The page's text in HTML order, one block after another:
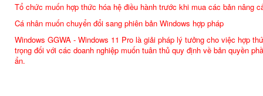
Tổ chức muốn hợp thức hóa hệ điều hành trước khi mua các bản nâng
Cá nhân muốn chuyển đổi sang phiên bản Windows hợp pháp
Windows GGWA - Windows 11 Pro là giải pháp lý tưởng cho việc hợp
trọng đối với các doanh nghiệp muốn tuân thủ quy định về bản quyền
ẩn.